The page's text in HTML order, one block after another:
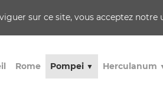
sur ce site, vous acceptez notre
Rome Pompei ▼ Herculanum